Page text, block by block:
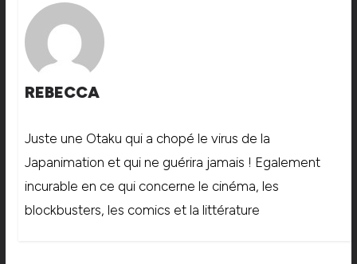
REBECCA
Juste une Otaku qui a chopé le virus de la
Japanimation et qui ne guérira jamais ! Egalement
incurable en ce qui concerne le cinéma, les
blockbusters, les comics et la littérature